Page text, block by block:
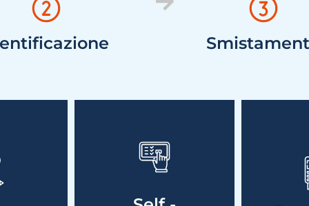
flussi
Più autonomia per il